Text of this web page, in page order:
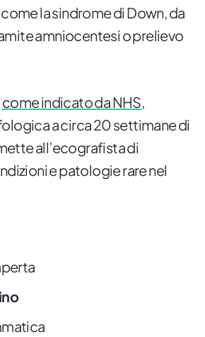
come la sindrome di Down, da
amniocentesi o prelievo
come indicato da NHS,
a circa 20 settimane di
all’ecografista di
e patologie rare nel